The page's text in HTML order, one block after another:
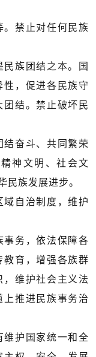
禁止对任何民族
族团结之本。国
，促进各民族守
结。禁止破坏民
奋斗、共同繁荣
神文明、社会文
族发展进步。
自治制度，维护
务，依法保障各
育，增强各族群
维护社会主义法
推进民族事务治
护国家统一和全